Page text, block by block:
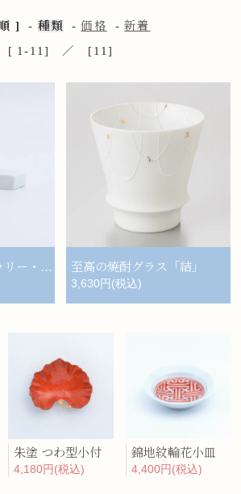
] - 種類 -価格 -新着
[ 1-11] ／ [11]
太白プラチナカトラリー・レスト
至高の焼酎グラス「結」
3,630円(税込)
朱塗 つわ型小付
4,180円(税込)
錦地紋輪花小皿
4,400円(税込)